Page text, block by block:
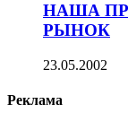
НАША
РЫНОК
23.05.2002
Реклама